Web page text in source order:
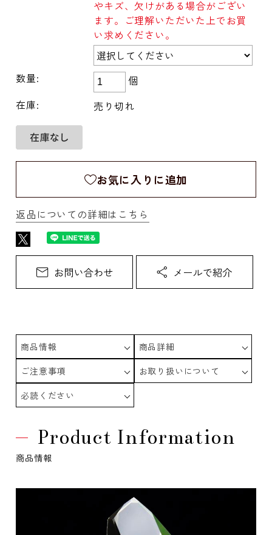
やキズ、欠けがある場合がござい
ます。ご理解いただいた上でお買
い求めください。
数量:
個
在庫:
売り切れ
お気に入りに追加
返品についての詳細はこちら
商品情報
商品詳細
ご注意事項
お取り扱いについて
必読ください
Product Information
商品情報